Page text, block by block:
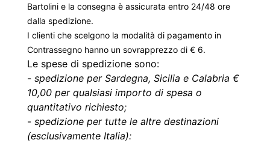
Bartolini e la consegna è assicurata entro 24/48 ore
dalla spedizione.
I clienti che scelgono la modalità di pagamento in
Contrassegno hanno un sovrapprezzo di € 6.
Le spese di spedizione sono:
- spedizione per Sardegna, Sicilia e Calabria €
10,00 per qualsiasi importo di spesa o
quantitativo richiesto;
- spedizione per tutte le altre destinazioni
(esclusivamente Italia):